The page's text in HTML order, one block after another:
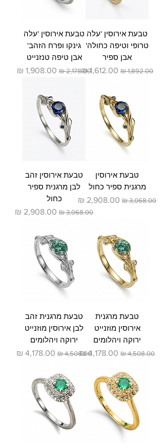
טבעת אירוסין 'עלה
טרופי וטיפה כחולה'
אבן ספיר
מחיר רגיל מחיר מבצע
טבעת אירוסין 'עלה
גינקו ופרח הזהב'
אבן טיפה טנזנייט
מחיר רגיל מחיר מבצע
טבעת אירוסין
מרגנית ספיר כחול
מחיר רגיל מחיר מבצע
טבעת אירוסין זהב
לבן מרגנית ספיר
כחול
מחיר רגיל מחיר מבצע
טבעת מרגנית
אירוסין מוזנייט
ירוקה ויהלומים
מחיר רגיל מחיר מבצע
טבעת מרגנית זהב
לבן אירוסין מוזנייט
ירוקה ויהלומים
מחיר רגיל מחיר מבצע